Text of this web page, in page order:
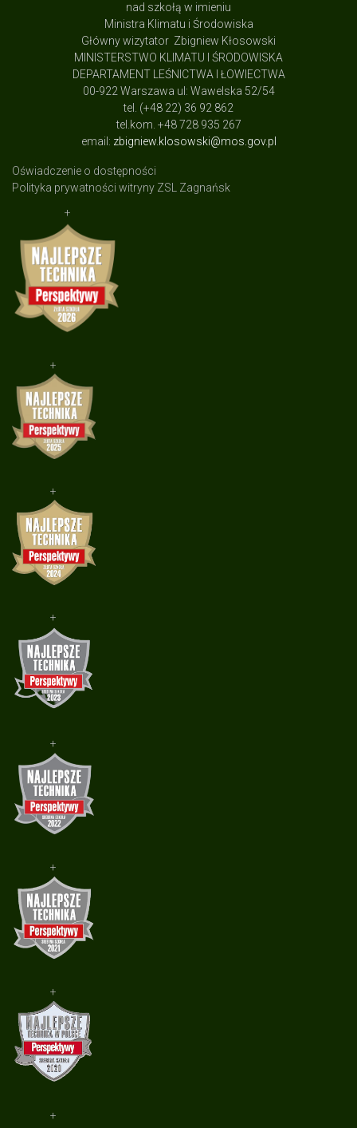
nad szkołą w imieniu
Ministra Klimatu i Środowiska
Główny wizytator Zbigniew Kłosowski
MINISTERSTWO KLIMATU I ŚRODOWISKA
DEPARTAMENT LEŚNICTWA I ŁOWIECTWA
00-922 Warszawa ul: Wawelska 52/54
tel. (+48 22) 36 92 862
tel.kom. +48 728 935 267
email: zbigniew.klosowski@mos.gov.pl
Oświadczenie o dostępności
Polityka prywatności witryny ZSL Zagnańsk
+
+
+
+
+
+
+
+